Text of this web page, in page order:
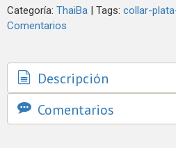
Categoría: ThaiBa | Tags: collar-
Comentarios
Descripción
Comentarios